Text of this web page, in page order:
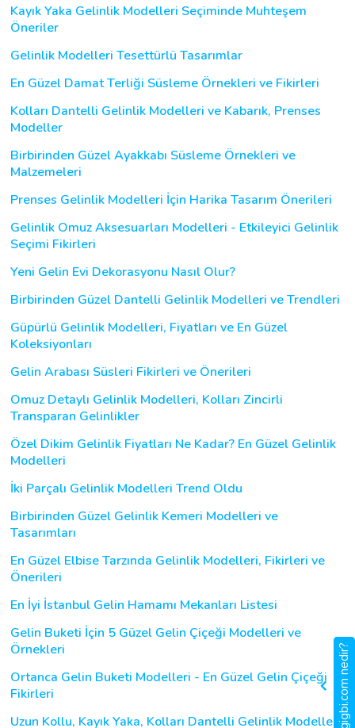
Kayık Yaka Gelinlik Modelleri Seçiminde Muhteşem
Öneriler
Gelinlik Modelleri Tesettürlü Tasarımlar
En Güzel Damat Terliği Süsleme Örnekleri ve Fikirleri
Kolları Dantelli Gelinlik Modelleri ve Kabarık, Prenses
Modeller
Birbirinden Güzel Ayakkabı Süsleme Örnekleri ve
Malzemeleri
Prenses Gelinlik Modelleri İçin Harika Tasarım Önerileri
Gelinlik Omuz Aksesuarları Modelleri - Etkileyici Gelinlik
Seçimi Fikirleri
Yeni Gelin Evi Dekorasyonu Nasıl Olur?
Birbirinden Güzel Dantelli Gelinlik Modelleri ve Trendleri
Güpürlü Gelinlik Modelleri, Fiyatları ve En Güzel
Koleksiyonları
Gelin Arabası Süsleri Fikirleri ve Önerileri
Omuz Detaylı Gelinlik Modelleri, Kolları Zincirli
Transparan Gelinlikler
Özel Dikim Gelinlik Fiyatları Ne Kadar? En Güzel Gelinlik
Modelleri
İki Parçalı Gelinlik Modelleri Trend Oldu
Birbirinden Güzel Gelinlik Kemeri Modelleri ve
Tasarımları
En Güzel Elbise Tarzında Gelinlik Modelleri, Fikirleri ve
Önerileri
En İyi İstanbul Gelin Hamamı Mekanları Listesi
Gelin Buketi İçin 5 Güzel Gelin Çiçeği Modelleri ve
Örnekleri
Ortanca Gelin Buketi Modelleri - En Güzel Gelin Çiçeği
Fikirleri
Uzun Kollu, Kayık Yaka, Kolları Dantelli Gelinlik Modellerigigbi.com nedir?